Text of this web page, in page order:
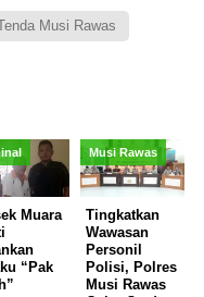
Musi Rawas
Muara
“Pak
Musi Rawas
Tingkatkan
Wawasan
Personil
Polisi, Polres
Musi Rawas